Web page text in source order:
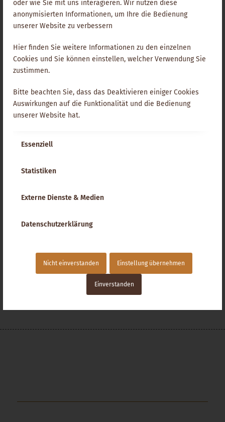
oder wie Sie mit uns interagieren. Wir nutzen diese
anonymisierten Informationen, um Ihre die Bedienung
unserer Website zu verbessern
Hier finden Sie weitere Informationen zu den einzelnen
Cookies und Sie können einstellen, welcher Verwendung Sie
zustimmen.
Bitte beachten Sie, dass das Deaktivieren einiger Cookies
Auswirkungen auf die Funktionalität und die Bedienung
unserer Website hat.
Essenziell
Statistiken
Externe Dienste & Medien
Datenschutzerklärung
Nicht einverstanden Einstellung übernehmen
Einverstanden
Als Heilerin und Geomantin verstehe ich mich als mein
eigenes Messinstrument, was stets die Arbeit und Klärung
großartiges Hilfsmittel.
Die 5 Grundübungen, einmal am Tag ausgeübt (am besten
ca. 10 Minuten und stellen somit keinen großen
Zeitaufwand dar, dafür aber einen großen Nutzen.
keine tibetische Medizin ausübe noch erklärte Buddhistin
tiefer in diese Weisheiten eintauchen wollen, empfehle ich
Jong DVD von Ralf Bauer.